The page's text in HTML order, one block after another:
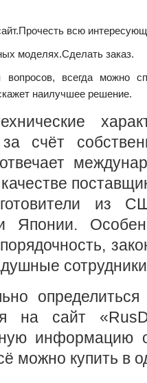
Прочесть всю
моделях.Сделать заказ.
вопросов, всегда можно
наилучшее решение.
счёт
из
Японии.
на сайт
информацию
можно купить в